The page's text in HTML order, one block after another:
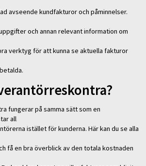
avseende kundfakturor och påminnelser.
och annan relevant information om
verktyg för att kunna se aktuella fakturor
fungerar på samma sätt som en
all
istället för kunderna. Här kan du se alla
få en bra överblick av den totala kostnaden